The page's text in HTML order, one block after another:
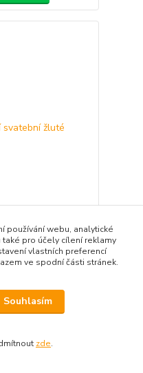
žluté
používání webu, analytické
pro účely cílení reklamy
vlastních preferencí
ve spodní části stránek.
Souhlasím
zde.